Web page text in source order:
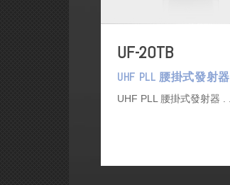
UF-20TB
UHF PLL 腰掛式發射器
UHF PLL 腰掛式發射器